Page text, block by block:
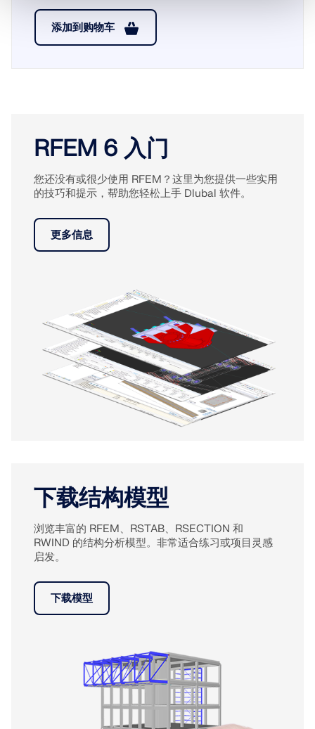
添加到购物车
RFEM 6 入门
您还没有或很少使用 RFEM？这里为您提供一些实用
的技巧和提示，帮助您轻松上手 Dlubal 软件。
更多信息
下载结构模型
浏览丰富的 RFEM、RSTAB、RSECTION 和
RWIND 的结构分析模型。非常适合练习或项目灵感
启发。
下载模型